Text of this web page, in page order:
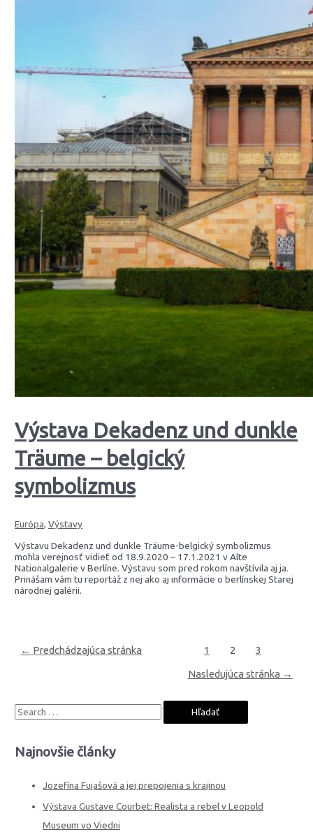
Výstava Dekadenz und dunkle
Träume – belgický
symbolizmus
Európa,Výstavy
Výstavu Dekadenz und dunkle Träume-belgický symbolizmus
mohla verejnosť vidieť od 18.9.2020 – 17.1.2021 v Alte
Nationalgalerie v Berlíne. Výstavu som pred rokom navštívila aj ja.
Prinášam vám tu reportáž z nej ako aj informácie o berlínskej Starej
národnej galérii.
← Predchádzajúca stránka 1 2 3
Nasledujúca stránka →
S
a
Najnovšie články
Jozefína Fujašová a jej prepojenia s krajinou
Výstava Gustave Courbet: Realista a rebel v Leopold
Museum vo Viedni